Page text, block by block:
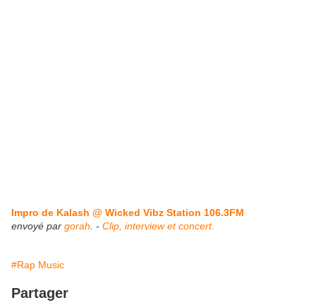
Impro de Kalash @ Wicked Vibz Station 106.3FM
envoyé par gorah . - Clip, interview et concert.
#Rap Music
Partager